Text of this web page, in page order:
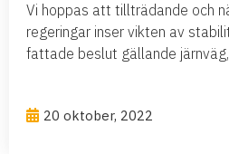
Vi hoppas att tillträdande och
regeringar inser vikten av
fattade beslut gällande järnväg,
20 oktober, 2022